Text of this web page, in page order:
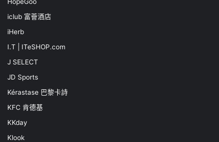
iclub 富薈酒店
iHerb
I.T | ITeSHOP.com
J SELECT
JD Sports
Kérastase 巴黎卡詩
KFC 肯德基
KKday
Klook